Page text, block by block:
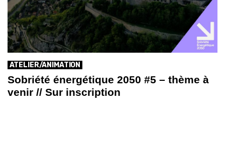
ATELIER/ANIMATION
Sobriété énergétique 2050 #5 – thème à
venir // Sur inscription